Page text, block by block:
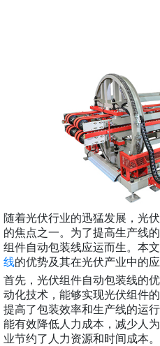
随着光伏行业的迅猛发展，光
的焦点之一。为了提高生产线
组件自动包装线应运而生。本
线的优势及其在光伏产业中的应
首先，光伏组件自动包装线的
动化技术，能够实现光伏组件
提高了包装效率和生产线的运
能有效降低人力成本，减少人
业节约了人力资源和时间成本。